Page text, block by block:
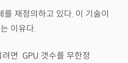
재정의하고 있다. 이 기술이
이유다.
면 GPU 갯수를 무한정